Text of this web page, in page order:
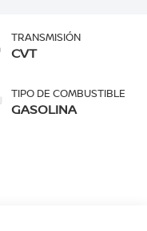
TRANSMISIÓN
CVT
TIPO DE COMBUSTIBLE
GASOLINA